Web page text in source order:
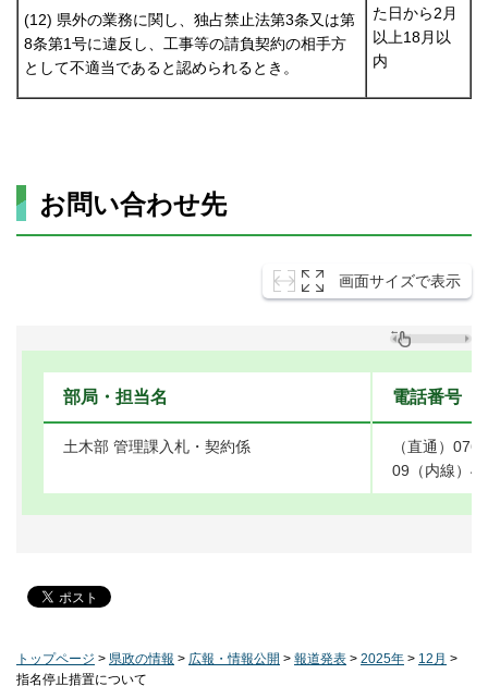
(12) 県外の業務に関し、独占禁止法第3条又は第
8条第1号に違反し、工事等の請負契約の相手方
として不適当であると認められるとき。
た日から2月
以上18月以
内
お問い合わせ先
画面サイズで表示
部局・担当名 電話番号
土木部 管理課入札・契約係
（直通）
09（内線）
トップページ > 県政の情報 > 広報・情報公開 > 報道発表 > 2025年 > 12月 >
指名停止措置について